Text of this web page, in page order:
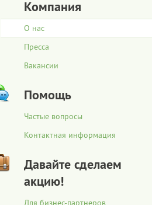
Компания
О нас
Пресса
Вакансии
Помощь
Частые вопросы
Контактная информация
Давайте сделаем
акцию!
Для бизнес-партнеров